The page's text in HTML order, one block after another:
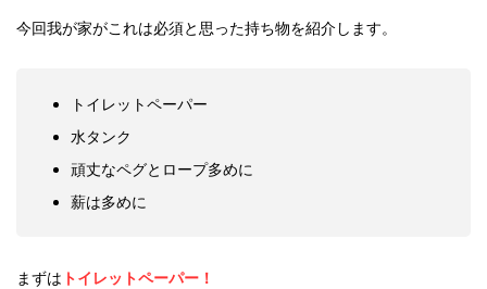
今回我が家がこれは必須と思った持ち物を紹介します。
トイレットペーパー
水タンク
頑丈なペグとロープ多めに
薪は多めに
まずは トイレットペーパー！